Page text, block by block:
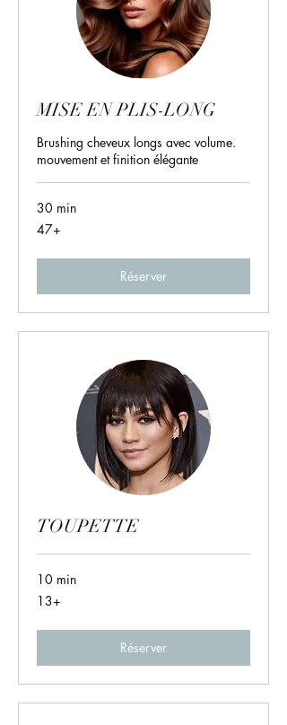
MISE EN PLIS-LONG
Brushing cheveux longs avec volume.
mouvement et finition élégante
30 min
47+
47+
Réserver
TOUPETTE
10 min
13+
13+
Réserver